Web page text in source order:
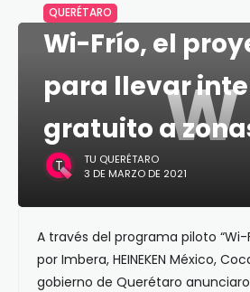
W
QUERÉTARO
Wi-Frío, el
para llevar
gratuito a
TU QUERÉTARO
3 DE MARZO DE 2021
A través del programa piloto “Wi-
por Imbera, HEINEKEN México,
gobierno de Querétaro